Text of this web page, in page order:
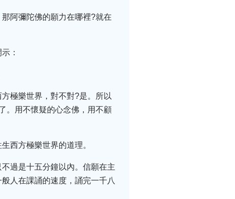
阿彌陀佛的願力在哪裡?就在
：
極樂世界，對不對?是。所以
。用不懷疑的心念佛，用不顧
西方極樂世界的道理。
過是十五分鐘以內。信願在主
人在課誦的速度，誦完一千八